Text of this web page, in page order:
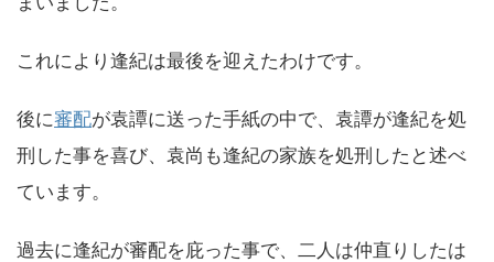
これにより逢紀は最後を迎えたわけです。
後に審配が袁譚に送った手紙の中で、袁譚が逢紀を処
刑した事を喜び、袁尚も逢紀の家族を処刑したと述べ
ています。
過去に逢紀が審配を庇った事で、二人は仲直りしたは